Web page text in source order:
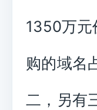
1350万元
购的域名
二，另有